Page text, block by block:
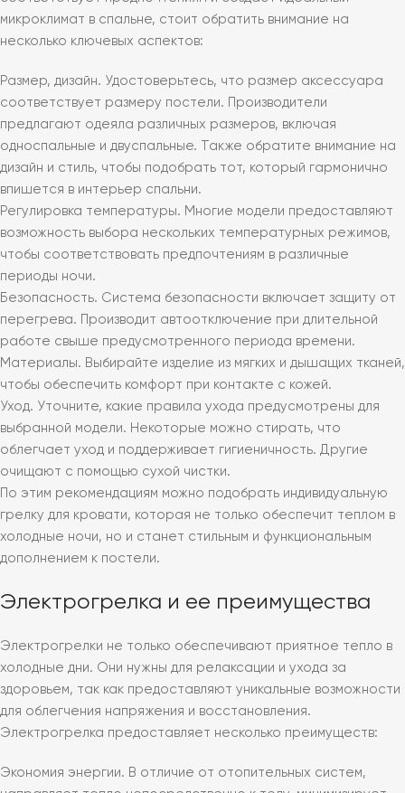
микроклимат в спальне, стоит обратить внимание на
несколько ключевых аспектов:
Размер, дизайн. Удостоверьтесь, что размер аксессуара
соответствует размеру постели. Производители
предлагают одеяла различных размеров, включая
односпальные и двуспальные. Также обратите внимание на
дизайн и стиль, чтобы подобрать тот, который гармонично
впишется в интерьер спальни.
Регулировка температуры. Многие модели предоставляют
возможность выбора нескольких температурных режимов,
чтобы соответствовать предпочтениям в различные
периоды ночи.
Безопасность. Система безопасности включает защиту от
перегрева. Производит автоотключение при длительной
работе свыше предусмотренного периода времени.
Материалы. Выбирайте изделие из мягких и дышащих тканей,
чтобы обеспечить комфорт при контакте с кожей.
Уход. Уточните, какие правила ухода предусмотрены для
выбранной модели. Некоторые можно стирать, что
облегчает уход и поддерживает гигиеничность. Другие
очищают с помощью сухой чистки.
По этим рекомендациям можно подобрать индивидуальную
грелку для кровати, которая не только обеспечит теплом в
холодные ночи, но и станет стильным и функциональным
дополнением к постели.
Электрогрелка и ее преимущества
Электрогрелки не только обеспечивают приятное тепло в
холодные дни. Они нужны для релаксации и ухода за
здоровьем, так как предоставляют уникальные возможности
для облегчения напряжения и восстановления.
Электрогрелка предоставляет несколько преимуществ:
Экономия энергии. В отличие от отопительных систем,